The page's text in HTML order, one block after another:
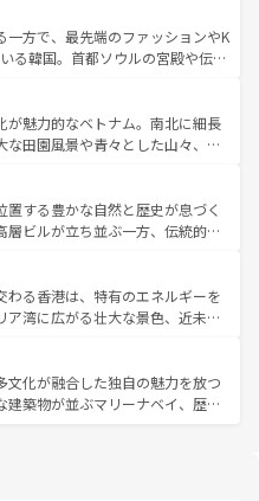
のハワイ情報
してほしい。
実しており、サーフィンやダイ
、アウトドア好きにはたまらな
彩な魅力を存分に味わいつくそ
ある台湾東部など、都市の喧騒
ており、訪れる人に新しい発見と
。また、奥深い台湾の食文化も魅
ツなど、バラエティ豊かな料理
お、新着の台湾情報は コンテンツ一覧を参
一方で、最先端のファッションやK
る韓国。首都ソウルの宮殿や伝統
季折々の自然美を楽しむことが
や焼肉、絶品のストリートフード
理が待っている。夜には、韓国な
国の多彩な魅力を心ゆくまで味
みてほしい。 なお、新着の韓国情報はコンテンツ一
が魅力的なベトナム。南北に細長
な田園風景や青々とした山々、世
づく。ハノイの古い町並みやホ
治時代の建物も、独特の雰囲気を
バラエティの豊かさとおいしさで
、ベトナムコーヒーなどは、ぜ
の地域を訪れてもあたたかい人々
ので、きっと忘れられない旅にな
置する豊かな自然と歴史が息づく
層ビルが立ち並ぶ一方、伝統的な
部ではチェンマイなどの山岳地
部ではプーケットやクラビの美し
を楽しむことができる。タイ料理
で、どの季節にも異なる楽しみ
すいタイの人々、仏教を中心とし
光資源が、訪れる旅人を魅了し続
わる香港は、特有のエネルギーを
ア湾に広がる壮大な景色、近未来
るはず。観光スポットが密集し
ろを回れるのも魅力。息をのむよ
験まで、香港を存分に楽しみ尽く
文化が融合した独自の魅力を放つ
建築物が並ぶマリーナベイ、歴史